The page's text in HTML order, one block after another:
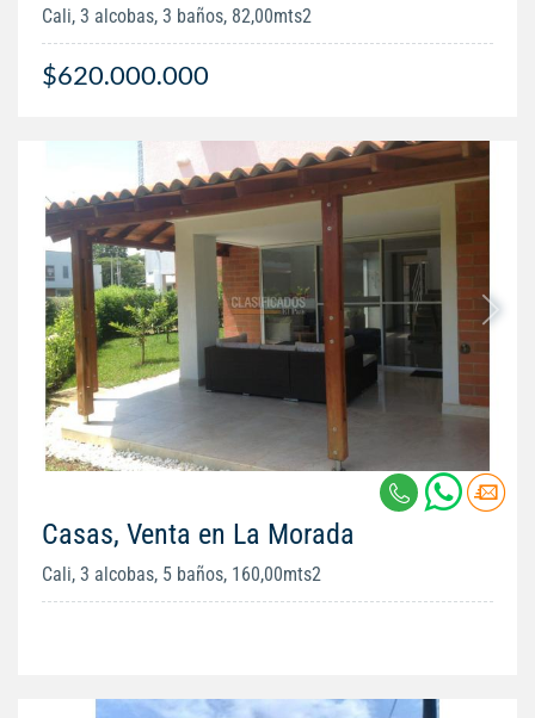
Cali, 3 alcobas, 3 baños, 82,00mts2
$620.000.000
Casas, Venta en La Morada
Cali, 3 alcobas, 5 baños, 160,00mts2